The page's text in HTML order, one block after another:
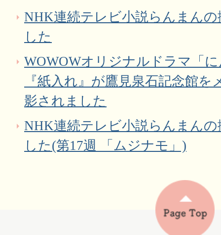
NHK連続テレビ小説らんまん
した
WOWOWオリジナルドラマ「
『紙入れ』が鷹見泉石記念館
影されました
NHK連続テレビ小説らんまん
した(第17週 「ムジナモ」)